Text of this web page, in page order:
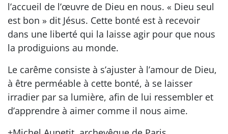
l’accueil de l’œuvre de Dieu en nous. « Dieu seul
est bon » dit Jésus. Cette bonté est à recevoir
dans une liberté qui la laisse agir pour que nous
la prodiguions au monde.
Le carême consiste à s’ajuster à l’amour de Dieu,
à être perméable à cette bonté, à se laisser
irradier par sa lumière, afin de lui ressembler et
d’apprendre à aimer comme il nous aime.